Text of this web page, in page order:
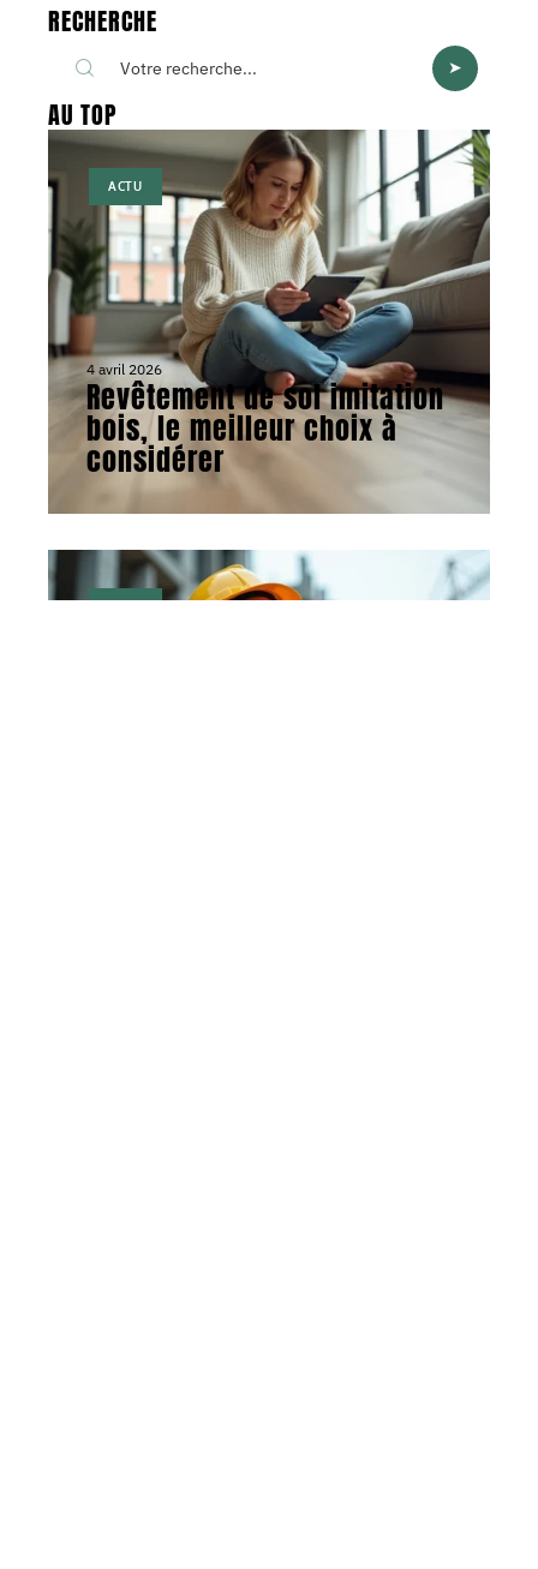
RECHERCHE
AU TOP
ACTU
4 avril 2026
Revêtement de sol imitation
bois, le meilleur choix à
considérer